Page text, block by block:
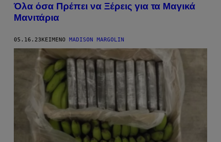
Όλα όσα Πρέπει να Ξέρεις για τα Μαγικά
Μανιτάρια
05.16.23ΚΕΊΜΕΝΟ MADISON MARGOLIN